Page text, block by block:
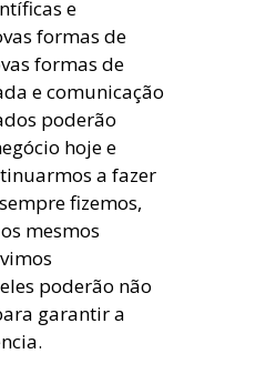
e
formas de
formas de
e comunicação
poderão
hoje e
a fazer
fizemos,
mesmos
poderão não
garantir a